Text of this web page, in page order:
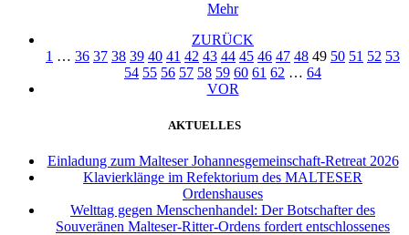
Mehr
ZURÜCK
1 … 36 37 38 39 40 41 42 43 44 45 46 47 48 49 50 51 52 53
54 55 56 57 58 59 60 61 62 … 64
VOR
AKTUELLES
Einladung zum Malteser Johannesgemeinschaft-Retreat 2026
Klavierklänge im Refektorium des MALTESER
Ordenshauses
Welttag gegen Menschenhandel: Der Botschafter des
Souveränen Malteser-Ritter-Ordens fordert entschlossenes